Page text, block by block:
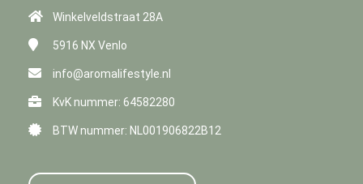
Winkelveldstraat 28A
5916 NX Venlo
info@aromalifestyle.nl
KvK nummer: 64582280
BTW nummer: NL001906822B12